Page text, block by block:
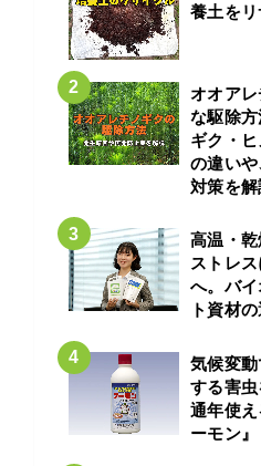
養土を
オオア
な駆除
ギク・
の違い
対策を
高温・
ストレ
へ。バ
ト資材
気候変
する害虫
通年使
ーモン』